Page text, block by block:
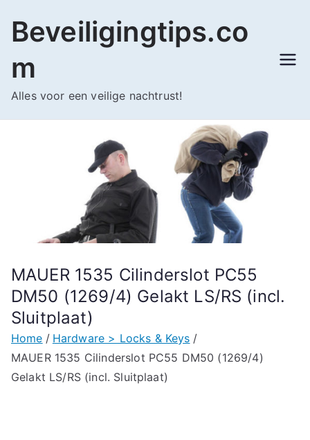
naar
inhoud
Beveiligingtips.co
m
Alles voor een veilige nachtrust!
MAUER 1535 Cilinderslot PC55
DM50 (1269/4) Gelakt LS/RS (incl.
Sluitplaat)
Home
Hardware > Locks & Keys
MAUER 1535 Cilinderslot PC55 DM50 (1269/4)
Gelakt LS/RS (incl. Sluitplaat)